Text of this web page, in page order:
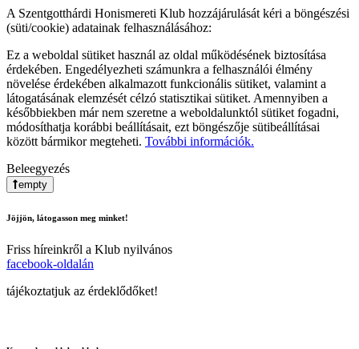
A Szentgotthárdi Honismereti Klub hozzájárulását kéri a böngészési
(süti/cookie) adatainak felhasználásához:
Ez a weboldal sütiket használ az oldal működésének biztosítása
érdekében. Engedélyezheti számunkra a felhasználói élmény
növelése érdekében alkalmazott funkcionális sütiket, valamint a
látogatásának elemzését célzó statisztikai sütiket. Amennyiben a
későbbiekben már nem szeretne a weboldalunktól sütiket fogadni,
módosíthatja korábbi beállításait, ezt böngészője sütibeállításai
között bármikor megteheti. További információk.
Beleegyezés
empty
Jöjjön, látogasson meg minket!
Friss híreinkről a Klub nyilvános
facebook-oldalán
tájékoztatjuk az érdeklődőket!